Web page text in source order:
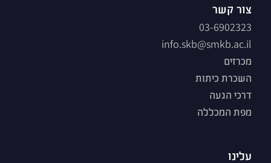
צור קשר
03-6902323
info.skb@smkb.ac.il
מכרזים
השכרת כיתות
דרכי הגעה
מפת המכללה
עלינו